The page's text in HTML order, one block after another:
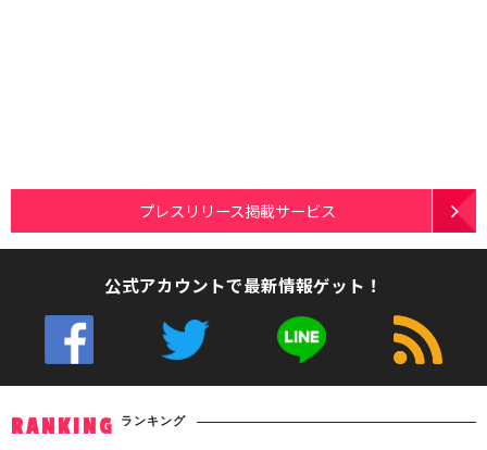
プレスリリース掲載サービス
公式アカウントで最新情報ゲット！
RANKING ランキング